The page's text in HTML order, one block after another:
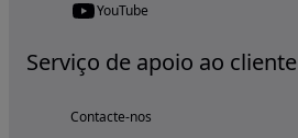
YouTube
Serviço de apoio ao cliente
Contacte-nos